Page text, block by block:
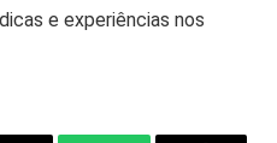
e experiências nos